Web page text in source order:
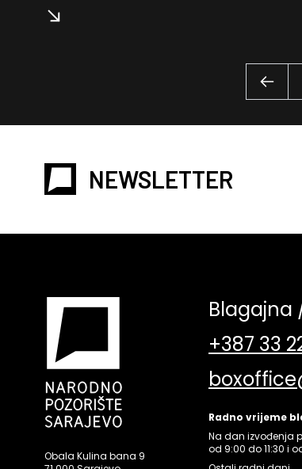
NEWSLETTER
Obala Kulina bana 9
Blagajna
+387 33
Radno vrijeme
Na dan izvođenja
od 9:00 do 11:30 i